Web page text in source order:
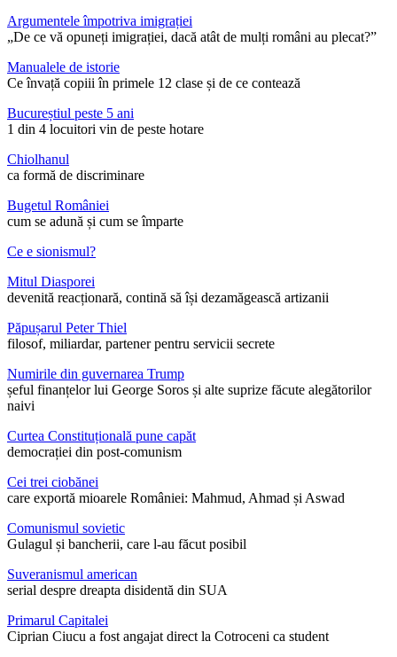
Argumentele împotriva imigrației
„De ce vă opuneți imigrației, dacă atât de mulți români au plecat?”
Manualele de istorie
Ce învață copiii în primele 12 clase și de ce contează
Bucureștiul peste 5 ani
1 din 4 locuitori vin de peste hotare
Chiolhanul
ca formă de discriminare
Bugetul României
cum se adună și cum se împarte
Ce e sionismul?
Mitul Diasporei
devenită reacționară, contină să își dezamăgească artizanii
Păpușarul Peter Thiel
filosof, miliardar, partener pentru servicii secrete
Numirile din guvernarea Trump
șeful finanțelor lui George Soros și alte suprize făcute alegătorilor
naivi
Curtea Constituțională pune capăt
democrației din post-comunism
Cei trei ciobănei
care exportă mioarele României: Mahmud, Ahmad și Aswad
Comunismul sovietic
Gulagul și bancherii, care l-au făcut posibil
Suveranismul american
serial despre dreapta disidentă din SUA
Primarul Capitalei
Ciprian Ciucu a fost angajat direct la Cotroceni ca student